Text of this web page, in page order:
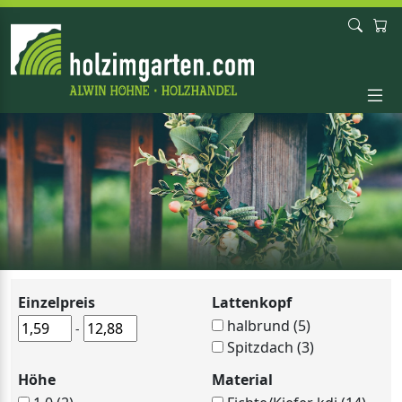
Einzelpreis
-
Lattenkopf
halbrund (5)
Spitzdach (3)
Höhe
Material